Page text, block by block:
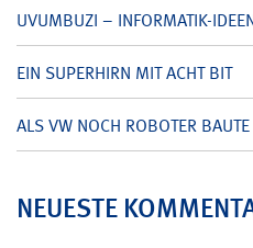
UVUMBUZI – INFORMATIK-
EIN SUPERHIRN MIT ACHT BIT
ALS VW NOCH ROBOTER BAUTE
NEUESTE